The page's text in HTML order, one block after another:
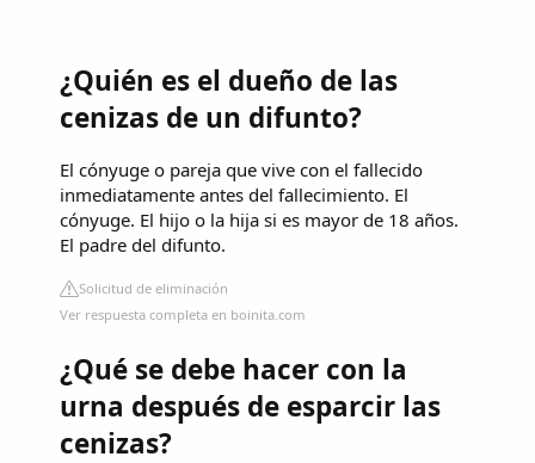
¿Quién es el dueño de las
cenizas de un difunto?
El cónyuge o pareja que vive con el fallecido
inmediatamente antes del fallecimiento. El
cónyuge. El hijo o la hija si es mayor de 18 años.
El padre del difunto.
Solicitud de eliminación
Ver respuesta completa en boinita.com
¿Qué se debe hacer con la
urna después de esparcir las
cenizas?